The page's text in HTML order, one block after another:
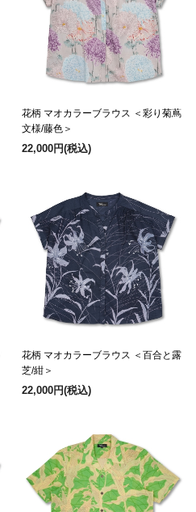
花柄 マオカラーブラウス ＜彩り菊蔦
文様/藤色＞
22,000円(税込)
花柄 マオカラーブラウス ＜百合と露
芝/紺＞
22,000円(税込)